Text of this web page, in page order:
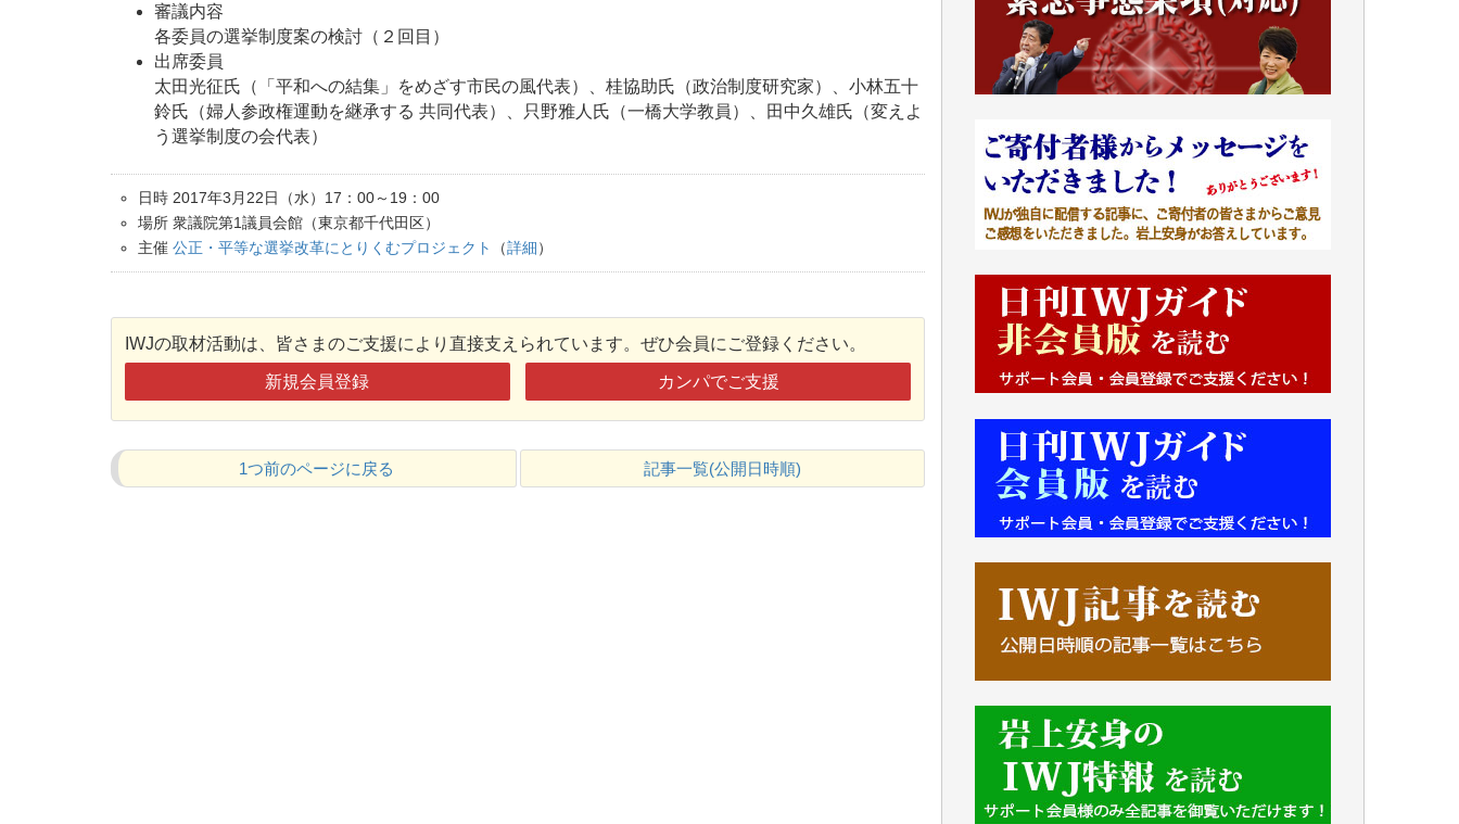
審議内容
各委員の選挙制度案の検討（２回目）
出席委員
太田光征氏（「平和への結集」をめざす市民の風代表）、桂協助氏（政治制度研究家）、小林五十
鈴氏（婦人参政権運動を継承する 共同代表）、只野雅人氏（一橋大学教員）、田中久雄氏（変えよ
う選挙制度の会代表）
日時 2017年3月22日（水）17：00～19：00
場所 衆議院第1議員会館（東京都千代田区）
主催 公正・平等な選挙改革にとりくむプロジェクト （詳細）
IWJの取材活動は、皆さまのご支援により直接支えられています。ぜひ会員にご登録ください。
新規会員登録 カンパでご支援
1つ前のページに戻る 記事一覧(公開日時順)